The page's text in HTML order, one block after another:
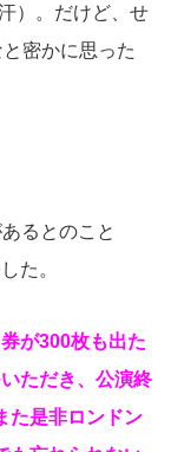
）。だけど、せ
密かに思った
るとのこと
た。
が300枚も出た
ただき、公演終
た是非ロンドン